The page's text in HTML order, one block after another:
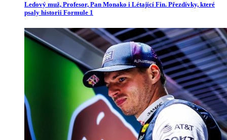
Ledový muž, Profesor, Pan Monako i Létající Fin. Přezdívky, které
psaly historii Formule 1